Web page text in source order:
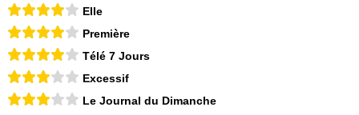
Elle
Première
Télé 7 Jours
Excessif
Le Journal du Dimanche